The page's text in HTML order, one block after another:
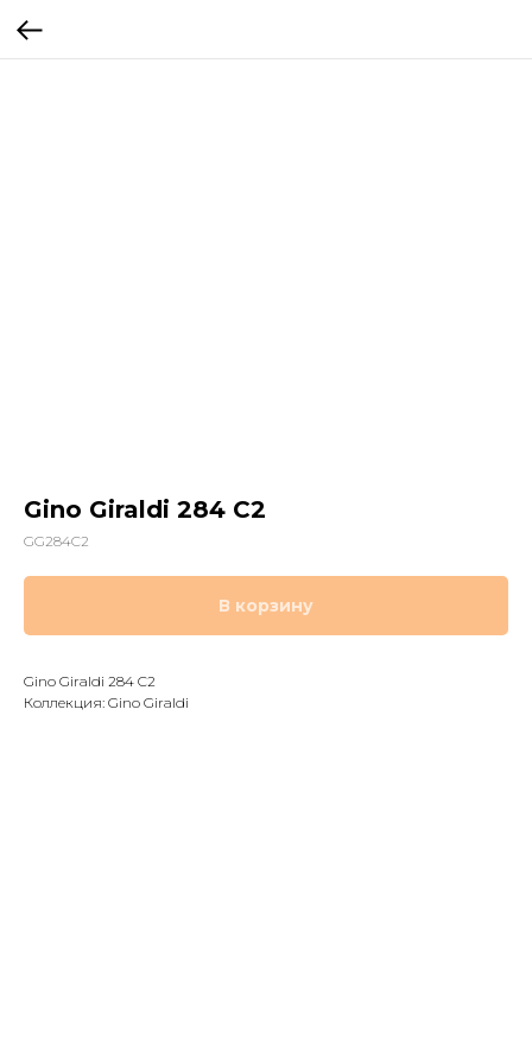
Gino Giraldi 284 C2
GG284C2
В корзину
Gino Giraldi 284 C2
Коллекция: Gino Giraldi